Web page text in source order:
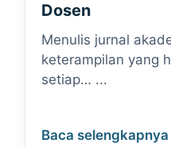
Dosen
Menulis jurnal
keterampilan yang
setiap… ...
Baca